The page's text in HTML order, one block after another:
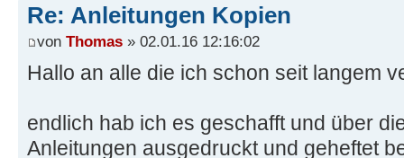
Re: Anleitungen Kopien
von Thomas » 02.01.16 12:16:02
Hallo an alle die ich schon seit langem
endlich hab ich es geschafft und über
Anleitungen ausgedruckt und geheftet